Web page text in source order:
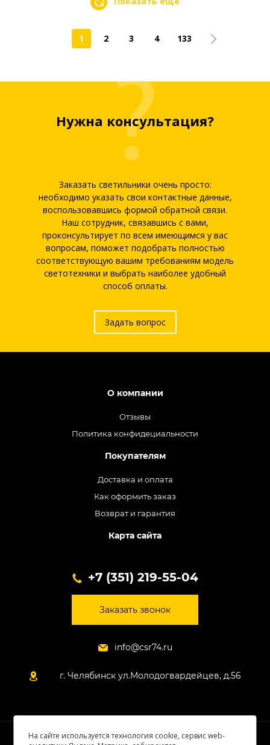
1 2 3 4 133
Нужна консультация?
Заказать светильники очень просто:
необходимо указать свои контактные данные,
воспользовавшись формой обратной связи.
Наш сотрудник, связавшись с вами,
проконсультирует по всем имеющимся у вас
вопросам, поможет подобрать полностью
соответствующую вашим требованиям модель
светотехники и выбрать наиболее удобный
способ оплаты.
Задать вопрос
О компании
Отзывы
Политика конфидециальности
Покупателям
Доставка и оплата
Как оформить заказ
Возврат и гарантия
Карта сайта
+7 (351) 219-55-04
Заказать звонок
info@csr74.ru
г. Челябинск ул.Молодогвардейцев, д.56
На сайте используется технология cookie, сервис web-